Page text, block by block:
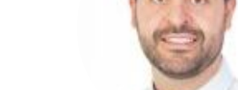
GRUPOS